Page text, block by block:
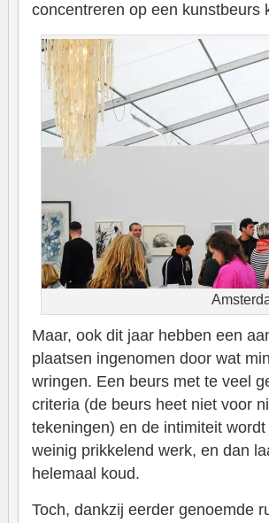
concentreren op een kunstbeurs
Maar, ook dit jaar hebben een
plaatsen ingenomen door wat
wringen. Een beurs met te veel
criteria (de beurs heet niet voor
tekeningen) en de intimiteit
weinig prikkelend werk, en dan
helemaal koud.
Toch, dankzij eerder genoemde